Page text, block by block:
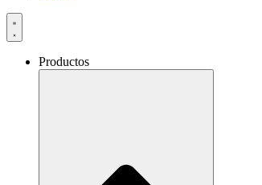
Productos